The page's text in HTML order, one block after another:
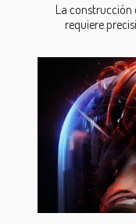
La construcción
requiere